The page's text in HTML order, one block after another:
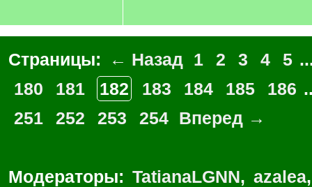
Страницы: ← Назад 1 2 3 4 5
180
181 182 183 184 185 186
251
252 253 254 Вперед →
Модераторы: TatianaLGNN, azalea